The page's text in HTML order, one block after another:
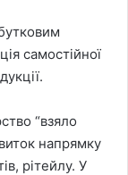
самостійної
“взяло
напрямку
рітейлу. У